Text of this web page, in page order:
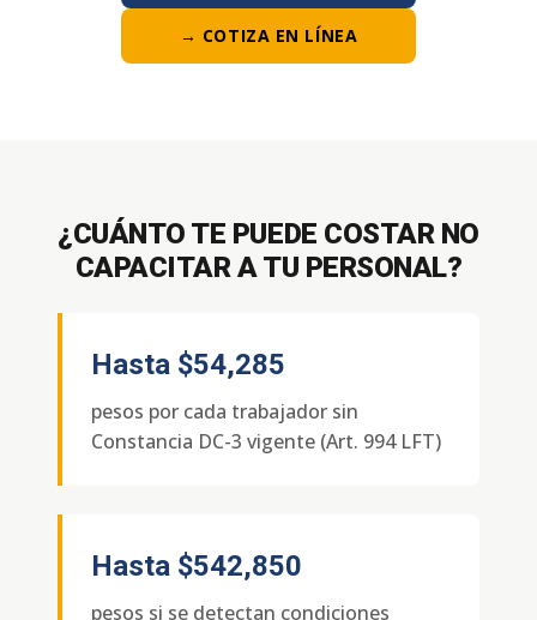
→ COTIZA EN LÍNEA
¿CUÁNTO TE PUEDE COSTAR NO
CAPACITAR A TU PERSONAL?
Hasta $54,285
pesos por cada trabajador sin
Constancia DC-3 vigente (Art. 994 LFT)
Hasta $542,850
pesos si se detectan condiciones